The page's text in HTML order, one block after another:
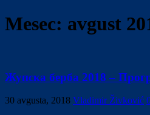
Mesec: avgust
Жупска берба 2018 –
30 avgusta, 2018 Vladimir Živković